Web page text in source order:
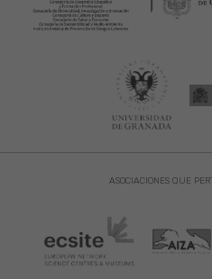
ASOCIACIONES QUE